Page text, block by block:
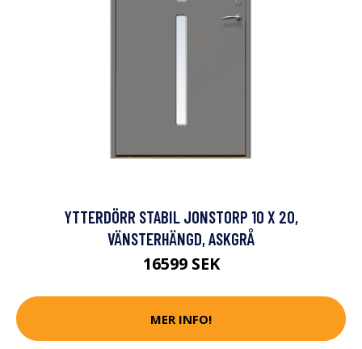
YTTERDÖRR STABIL JONSTORP 10 X 20,
VÄNSTERHÄNGD, ASKGRÅ
16599 SEK
MER INFO!